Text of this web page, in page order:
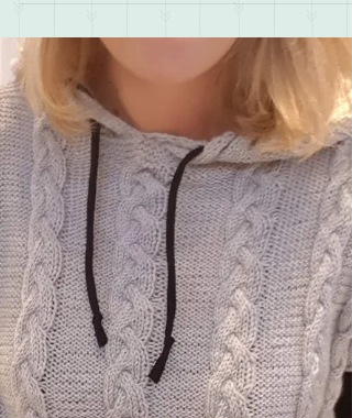
Winter-Strickrock mit
Schmetterlingen in Fair Isle
Der Super-Sommer ist leider endgültig vorbei.
Jetzt kommt das fiese Schmuddelwetter. Es hört
sich unsexy an, aber bei solchen äußeren...